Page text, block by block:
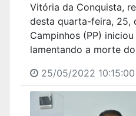
Vitória da Conquista,
desta quarta-feira, 25,
Campinhos (PP)
lamentando a morte
25/05/2022 10:15:00